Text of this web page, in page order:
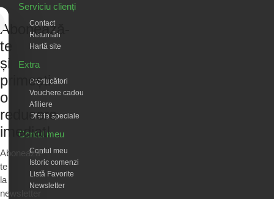
Serviciu clienți
Contact
Returnări
Hartă site
Extra
Producători
Vouchere cadou
Afiliere
Oferte speciale
Contul meu
Contul meu
Istoric comenzi
Listă Favorite
Newsletter
Abonează-
te
și
primești
o
reducere
imediat!
Abonează-
te
la
newsletter